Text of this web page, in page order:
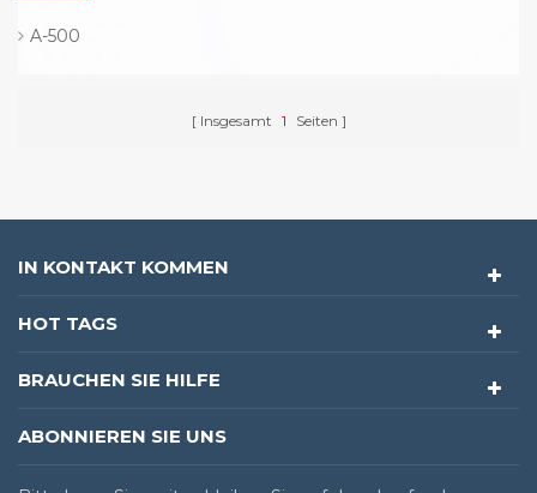
A-500
Insgesamt 1 Seiten
IN KONTAKT KOMMEN
HOT TAGS
BRAUCHEN SIE HILFE
ABONNIEREN SIE UNS